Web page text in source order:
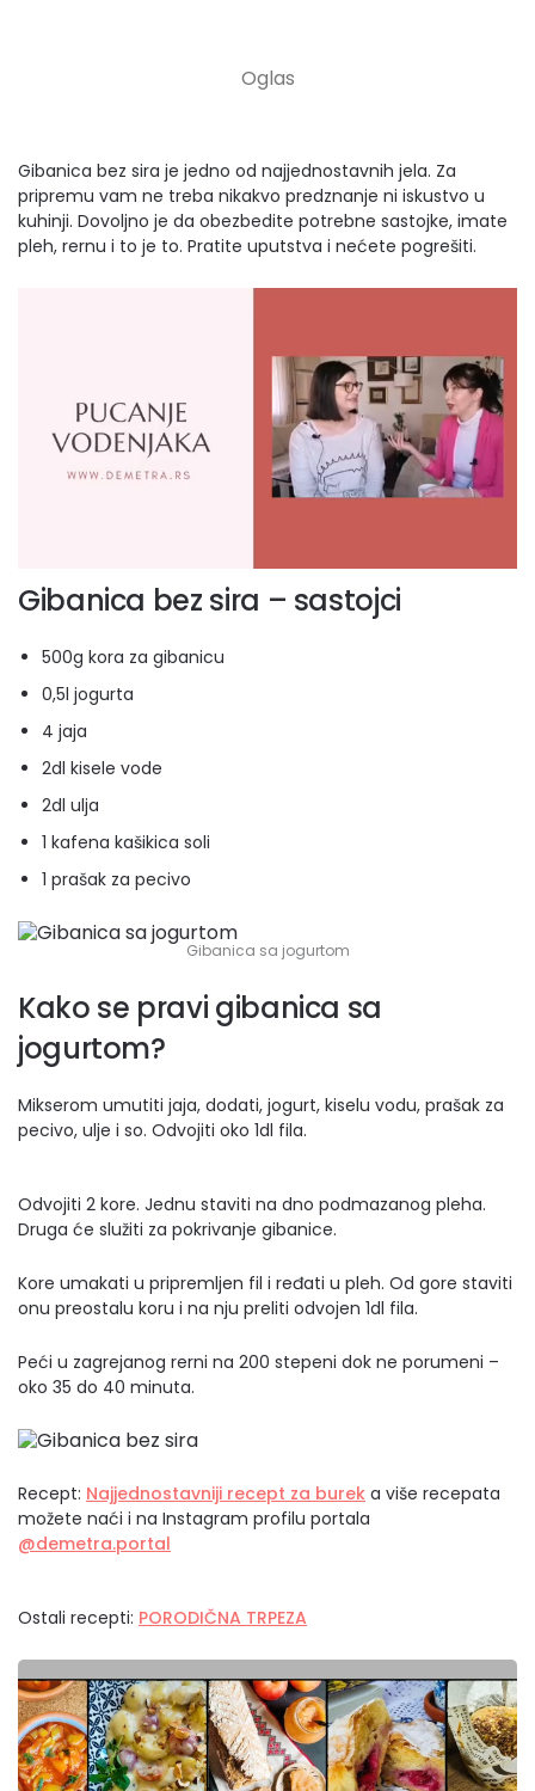
Gibanica bez sira je jedno od najjednostavnih jela. Za
pripremu vam ne treba nikakvo predznanje ni iskustvo u
kuhinji. Dovoljno je da obezbedite potrebne sastojke, imate
pleh, rernu i to je to. Pratite uputstva i nećete pogrešiti.
Gibanica bez sira – sastojci
500g kora za gibanicu
0,5l jogurta
4 jaja
2dl kisele vode
2dl ulja
1 kafena kašikica soli
1 prašak za pecivo
Gibanica sa jogurtom
Kako se pravi gibanica sa
jogurtom?
Mikserom umutiti jaja, dodati, jogurt, kiselu vodu, prašak za
pecivo, ulje i so. Odvojiti oko 1dl fila.
Odvojiti 2 kore. Jednu staviti na dno podmazanog pleha.
Druga će služiti za pokrivanje gibanice.
Kore umakati u pripremljen fil i ređati u pleh. Od gore staviti
onu preostalu koru i na nju preliti odvojen 1dl fila.
Peći u zagrejanog rerni na 200 stepeni dok ne porumeni –
oko 35 do 40 minuta.
Recept: Najjednostavniji recept za burek a više recepata
možete naći i na Instagram profilu portala
@demetra.portal
Ostali recepti: PORODIČNA TRPEZA